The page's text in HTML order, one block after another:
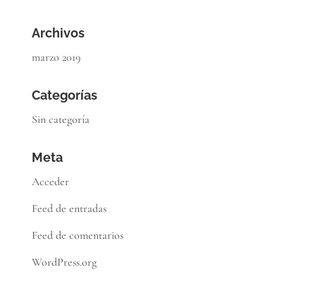
Archivos
marzo 2019
Categorías
Sin categoría
Meta
Acceder
Feed de entradas
Feed de comentarios
WordPress.org